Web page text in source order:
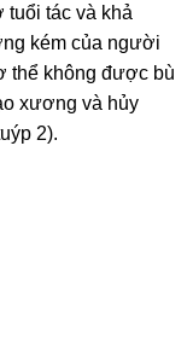
tuổi tác và khả
kém của người
thể không được bù
xương và hủy
2).